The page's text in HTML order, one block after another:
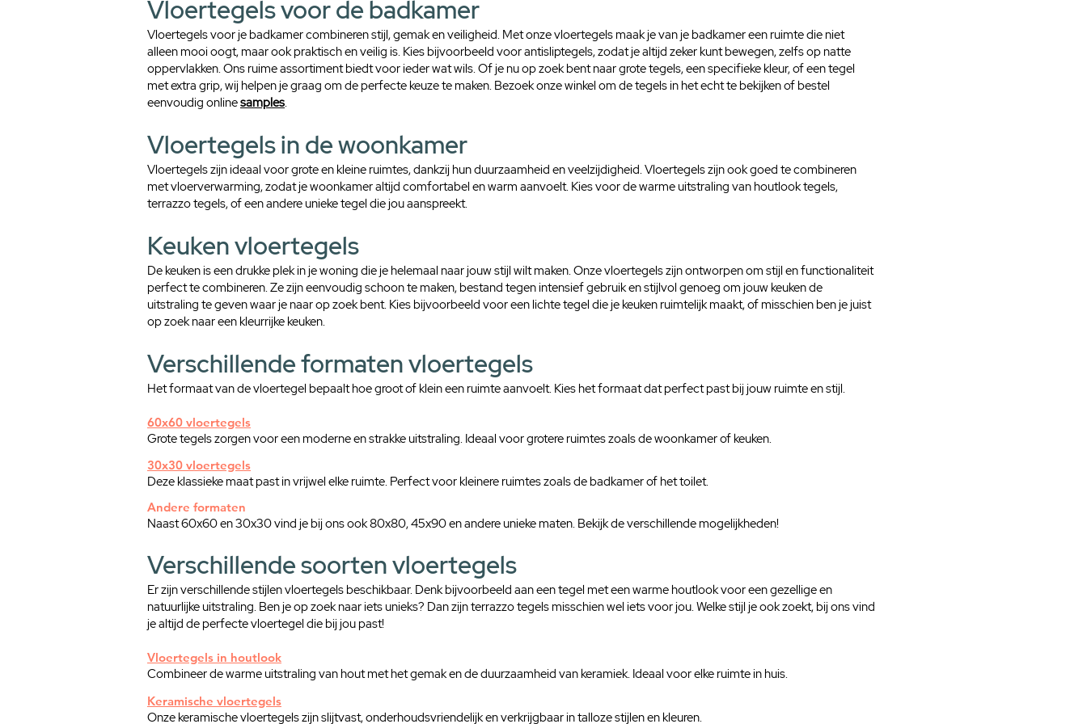
1
V
i
e
r
k
a
t
e
m
e
t
r
1
V
i
e
r
k
m
e
e
r
k
a
m
e
t
e
e
Vloertegels voor de badkamer
Vloertegels voor je badkamer combineren stijl, gemak en veiligheid. Met onze vloertegels maak je van je badkamer een ruimte die niet
alleen mooi oogt, maar ook praktisch en veilig is. Kies bijvoorbeeld voor antisliptegels, zodat je altijd zeker kunt bewegen, zelfs op natte
oppervlakken. Ons ruime assortiment biedt voor ieder wat wils. Of je nu op zoek bent naar grote tegels, een specifieke kleur, of een tegel
met extra grip, wij helpen je graag om de perfecte keuze te maken. Bezoek onze winkel om de tegels in het echt te bekijken of bestel
eenvoudig onlinesamples.
Vloertegels in de woonkamer
Vloertegels zijn ideaal voor grote en kleine ruimtes, dankzij hun duurzaamheid en veelzijdigheid. Vloertegels zijn ook goed te combineren
met vloerverwarming, zodat je woonkamer altijd comfortabel en warm aanvoelt. Kies voor de warme uitstraling van houtlook tegels,
terrazzo tegels, of een andere unieke tegel die jou aanspreekt.
Keuken vloertegels
De keuken is een drukke plek in je woning die je helemaal naar jouw stijl wilt maken. Onze vloertegels zijn ontworpen om stijl en functionaliteit
perfect te combineren. Ze zijn eenvoudig schoon te maken, bestand tegen intensief gebruik en stijlvol genoeg om jouw keuken de
uitstraling te geven waar je naar op zoek bent. Kies bijvoorbeeld voor een lichte tegel die je keuken ruimtelijk maakt, of misschien ben je juist
op zoek naar een kleurrijke keuken.
Verschillende formaten vloertegels
Het formaat van de vloertegel bepaalt hoe groot of klein een ruimte aanvoelt. Kies het formaat dat perfect past bij jouw ruimte en stijl.
60x60 vloertegels
Grote tegels zorgen voor een moderne en strakke uitstraling. Ideaal voor grotere ruimtes zoals de woonkamer of keuken.
30x30 vloertegels
Deze klassieke maat past in vrijwel elke ruimte. Perfect voor kleinere ruimtes zoals de badkamer of het toilet.
Andere formaten
Naast 60x60 en 30x30 vind je bij ons ook 80x80, 45x90 en andere unieke maten. Bekijk de verschillende mogelijkheden!
Verschillende soorten vloertegels
Er zijn verschillende stijlen vloertegels beschikbaar. Denk bijvoorbeeld aan een tegel met een warme houtlook voor een gezellige en
natuurlijke uitstraling. Ben je op zoek naar iets unieks? Dan zijn terrazzo tegels misschien wel iets voor jou. Welke stijl je ook zoekt, bij ons vind
je altijd de perfecte vloertegel die bij jou past!
Vloertegels in houtlook
Combineer de warme uitstraling van hout met het gemak en de duurzaamheid van keramiek. Ideaal voor elke ruimte in huis.
Keramische vloertegels
Onze keramische vloertegels zijn slijtvast, onderhoudsvriendelijk en verkrijgbaar in talloze stijlen en kleuren.